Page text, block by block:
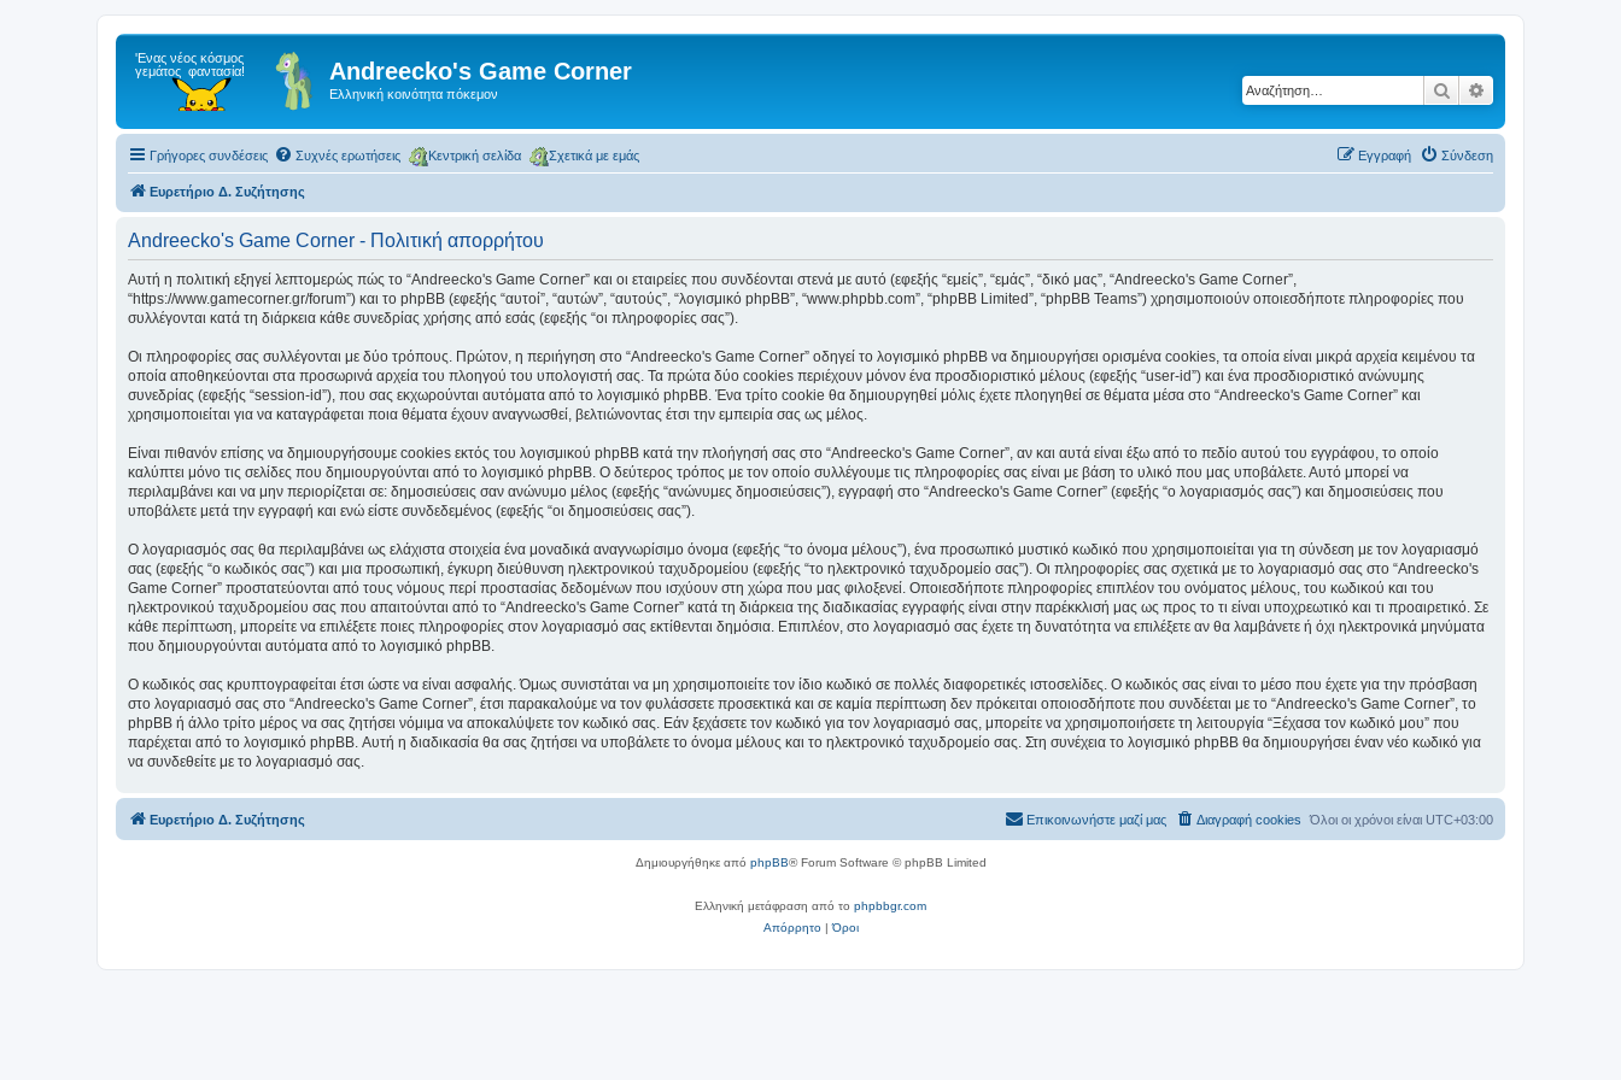
Andreecko's Game Corner
Ελληνική κοινότητα πόκεμον Αναζήτηση
Γρήγορες συνδέσεις Συχνές ερωτήσεις Κεντρική σελίδα Σχετικά με εμάς Σύνδεση
Εγγραφή
Ευρετήριο Δ. Συζήτησης
Andreecko's Game Corner - Πολιτική απορρήτου
Αυτή η πολιτική εξηγεί λεπτομερώς πώς το “Andreecko's Game Corner” και οι εταιρείες που συνδέονται στενά με αυτό (εφεξής “εμείς”, “εμάς”, “δικό μας”, “Andreecko's Game Corner”,
“https://www.gamecorner.gr/forum”) και το phpBB (εφεξής “αυτοί”, “αυτών”, “αυτούς”, “λογισμικό phpBB”, “www.phpbb.com”, “phpBB Limited”, “phpBB Teams”) χρησιμοποιούν οποιεσδήποτε πληροφορίες που
συλλέγονται κατά τη διάρκεια κάθε συνεδρίας χρήσης από εσάς (εφεξής “οι πληροφορίες σας”).
Οι πληροφορίες σας συλλέγονται με δύο τρόπους. Πρώτον, η περιήγηση στο “Andreecko's Game Corner” οδηγεί το λογισμικό phpBB να δημιουργήσει ορισμένα cookies, τα οποία είναι μικρά αρχεία κειμένου τα
οποία αποθηκεύονται στα προσωρινά αρχεία του πλοηγού του υπολογιστή σας. Τα πρώτα δύο cookies περιέχουν μόνον ένα προσδιοριστικό μέλους (εφεξής “user-id”) και ένα προσδιοριστικό ανώνυμης
συνεδρίας (εφεξής “session-id”), που σας εκχωρούνται αυτόματα από το λογισμικό phpBB. Ένα τρίτο cookie θα δημιουργηθεί μόλις έχετε πλοηγηθεί σε θέματα μέσα στο “Andreecko's Game Corner” και
χρησιμοποιείται για να καταγράφεται ποια θέματα έχουν αναγνωσθεί, βελτιώνοντας έτσι την εμπειρία σας ως μέλος.
Είναι πιθανόν επίσης να δημιουργήσουμε cookies εκτός του λογισμικού phpBB κατά την πλοήγησή σας στο “Andreecko's Game Corner”, αν και αυτά είναι έξω από το πεδίο αυτού του εγγράφου, το οποίο
καλύπτει μόνο τις σελίδες που δημιουργούνται από το λογισμικό phpBB. Ο δεύτερος τρόπος με τον οποίο συλλέγουμε τις πληροφορίες σας είναι με βάση το υλικό που μας υποβάλετε. Αυτό μπορεί να
περιλαμβάνει και να μην περιορίζεται σε: δημοσιεύσεις σαν ανώνυμο μέλος (εφεξής “ανώνυμες δημοσιεύσεις”), εγγραφή στο “Andreecko's Game Corner” (εφεξής “ο λογαριασμός σας”) και δημοσιεύσεις που
υποβάλετε μετά την εγγραφή και ενώ είστε συνδεδεμένος (εφεξής “οι δημοσιεύσεις σας”).
Ο λογαριασμός σας θα περιλαμβάνει ως ελάχιστα στοιχεία ένα μοναδικά αναγνωρίσιμο όνομα (εφεξής “το όνομα μέλους”), ένα προσωπικό μυστικό κωδικό που χρησιμοποιείται για τη σύνδεση με τον λογαριασμό
σας (εφεξής “ο κωδικός σας”) και μια προσωπική, έγκυρη διεύθυνση ηλεκτρονικού ταχυδρομείου (εφεξής “το ηλεκτρονικό ταχυδρομείο σας”). Οι πληροφορίες σας σχετικά με το λογαριασμό σας στο “Andreecko's
Game Corner” προστατεύονται από τους νόμους περί προστασίας δεδομένων που ισχύουν στη χώρα που μας φιλοξενεί. Οποιεσδήποτε πληροφορίες επιπλέον του ονόματος μέλους, του κωδικού και του
ηλεκτρονικού ταχυδρομείου σας που απαιτούνται από το “Andreecko's Game Corner” κατά τη διάρκεια της διαδικασίας εγγραφής είναι στην παρέκκλισή μας ως προς το τι είναι υποχρεωτικό και τι προαιρετικό. Σε
κάθε περίπτωση, μπορείτε να επιλέξετε ποιες πληροφορίες στον λογαριασμό σας εκτίθενται δημόσια. Επιπλέον, στο λογαριασμό σας έχετε τη δυνατότητα να επιλέξετε αν θα λαμβάνετε ή όχι ηλεκτρονικά μηνύματα
που δημιουργούνται αυτόματα από το λογισμικό phpBB.
Ο κωδικός σας κρυπτογραφείται έτσι ώστε να είναι ασφαλής. Όμως συνιστάται να μη χρησιμοποιείτε τον ίδιο κωδικό σε πολλές διαφορετικές ιστοσελίδες. Ο κωδικός σας είναι το μέσο που έχετε για την πρόσβαση
στο λογαριασμό σας στο “Andreecko's Game Corner”, έτσι παρακαλούμε να τον φυλάσσετε προσεκτικά και σε καμία περίπτωση δεν πρόκειται οποιοσδήποτε που συνδέεται με το “Andreecko's Game Corner”, το
phpBB ή άλλο τρίτο μέρος να σας ζητήσει νόμιμα να αποκαλύψετε τον κωδικό σας. Εάν ξεχάσετε τον κωδικό για τον λογαριασμό σας, μπορείτε να χρησιμοποιήσετε τη λειτουργία “Ξέχασα τον κωδικό μου” που
παρέχεται από το λογισμικό phpBB. Αυτή η διαδικασία θα σας ζητήσει να υποβάλετε το όνομα μέλους και το ηλεκτρονικό ταχυδρομείο σας. Στη συνέχεια το λογισμικό phpBB θα δημιουργήσει έναν νέο κωδικό για
να συνδεθείτε με το λογαριασμό σας.
Ευρετήριο Δ. Συζήτησης Όλοι οι χρόνοι είναι UTC+03:00
Διαγραφή cookies
Επικοινωνήστε μαζί μας
Δημιουργήθηκε από phpBB® Forum Software © phpBB Limited
Ελληνική μετάφραση από το phpbbgr.com
Απόρρητο|Όροι